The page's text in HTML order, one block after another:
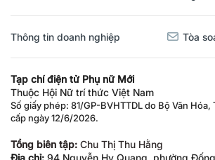
Thông tin doanh nghiệp Tòa
Tạp chí điện tử Phụ nữ Mới
Thuộc Hội Nữ trí thức Việt Nam
Số giấy phép: 81/GP-BVHTTDL do Bộ Văn Hóa,
cấp ngày 12/6/2026.
Tổng biên tập: Chu Thị Thu Hằng
Địa chỉ: 94 Nguyễn Hy Quang, phường